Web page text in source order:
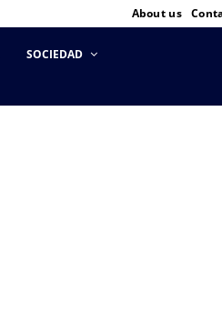
About us
SOCIEDAD